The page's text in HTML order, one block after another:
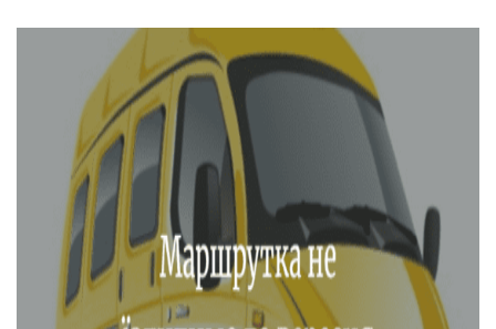
Тексти
Публікації
Про нас
Бюджет
Тендери